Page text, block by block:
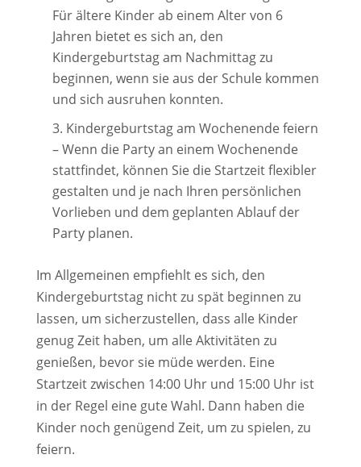
Für ältere Kinder ab einem Alter von 6
Jahren bietet es sich an, den
Kindergeburtstag am Nachmittag zu
beginnen, wenn sie aus der Schule kommen
und sich ausruhen konnten.
Kindergeburtstag am Wochenende feiern
– Wenn die Party an einem Wochenende
stattfindet, können Sie die Startzeit flexibler
gestalten und je nach Ihren persönlichen
Vorlieben und dem geplanten Ablauf der
Party planen.
Im Allgemeinen empfiehlt es sich, den
Kindergeburtstag nicht zu spät beginnen zu
lassen, um sicherzustellen, dass alle Kinder
genug Zeit haben, um alle Aktivitäten zu
genießen, bevor sie müde werden. Eine
Startzeit zwischen 14:00 Uhr und 15:00 Uhr ist
in der Regel eine gute Wahl. Dann haben die
Kinder noch genügend Zeit, um zu spielen, zu
feiern.